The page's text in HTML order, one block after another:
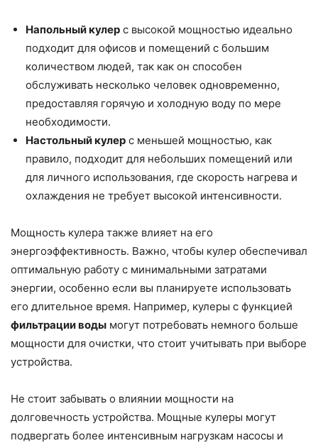
Напольный кулер с высокой мощностью идеально
подходит для офисов и помещений с большим
количеством людей, так как он способен
обслуживать несколько человек одновременно,
предоставляя горячую и холодную воду по мере
необходимости.
Настольный кулер с меньшей мощностью, как
правило, подходит для небольших помещений или
для личного использования, где скорость нагрева и
охлаждения не требует высокой интенсивности.
Мощность кулера также влияет на его
энергоэффективность. Важно, чтобы кулер обеспечивал
оптимальную работу с минимальными затратами
энергии, особенно если вы планируете использовать
его длительное время. Например, кулеры с функцией
фильтрации воды могут потребовать немного больше
мощности для очистки, что стоит учитывать при выборе
устройства.
Не стоит забывать о влиянии мощности на
долговечность устройства. Мощные кулеры могут
подвергать более интенсивным нагрузкам насосы и